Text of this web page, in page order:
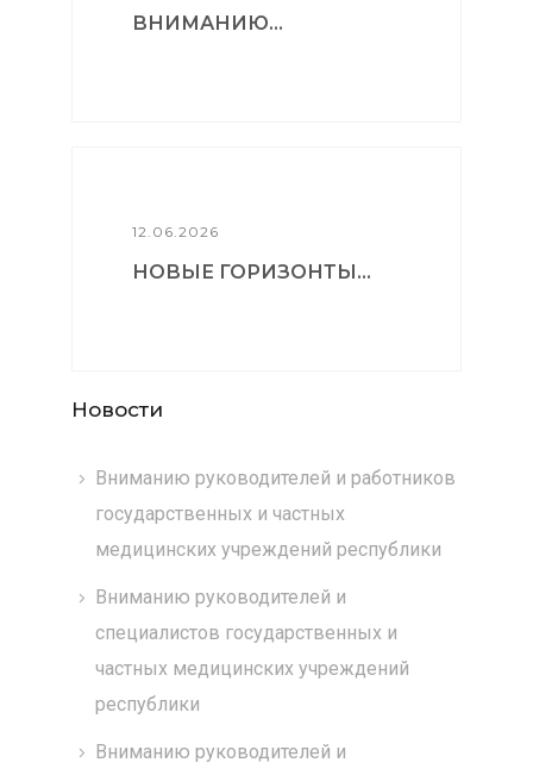
ВНИМАНИЮ...
12.06.2026
НОВЫЕ ГОРИЗОНТЫ...
Новости
Вниманию руководителей и работников
государственных и частных
медицинских учреждений республики
Вниманию руководителей и
специалистов государственных и
частных медицинских учреждений
республики
Вниманию руководителей и